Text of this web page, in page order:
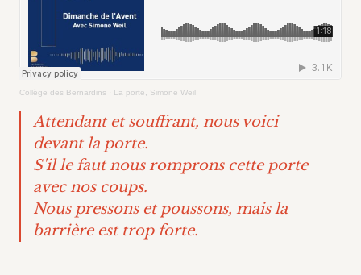
Collège des Bernardins · La porte, Simone Weil
Attendant et souffrant, nous voici
devant la porte.
S'il le faut nous romprons cette porte
avec nos coups.
Nous pressons et poussons, mais la
barrière est trop forte.